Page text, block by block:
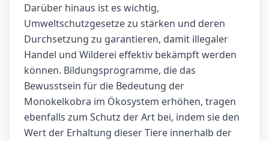
Darüber hinaus ist es wichtig,
Umweltschutzgesetze zu stärken und deren
Durchsetzung zu garantieren, damit illegaler
Handel und Wilderei effektiv bekämpft werden
können. Bildungsprogramme, die das
Bewusstsein für die Bedeutung der
Monokelkobra im Ökosystem erhöhen, tragen
ebenfalls zum Schutz der Art bei, indem sie den
Wert der Erhaltung dieser Tiere innerhalb der